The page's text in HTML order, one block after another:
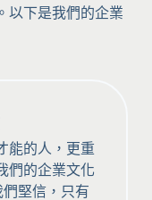
以下是我們的企業
能的人，更重
們的企業文化
堅信，只有